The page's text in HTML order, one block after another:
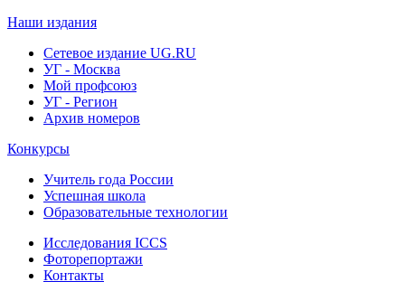
Наши издания
Сетевое издание UG.RU
УГ - Москва
Мой профсоюз
УГ - Регион
Архив номеров
Конкурсы
Учитель года России
Успешная школа
Образовательные технологии
Исследования ICCS
Фоторепортажи
Контакты